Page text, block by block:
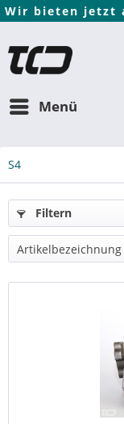
Wir bieten jetzt
Menü
S4
Filtern